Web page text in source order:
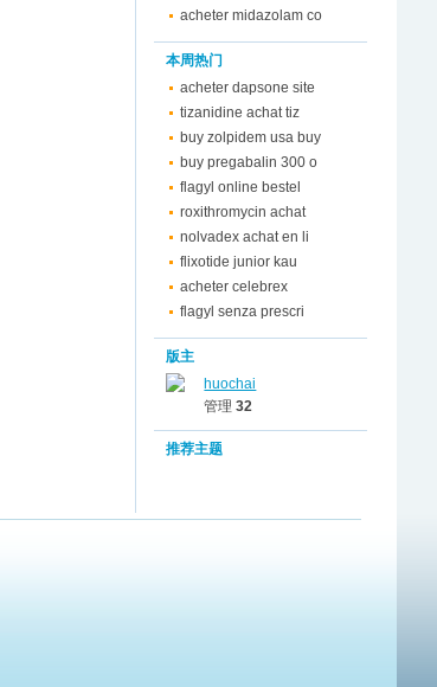
acheter midazolam co
本周热门
acheter dapsone site
tizanidine achat tiz
buy zolpidem usa buy
buy pregabalin 300 o
flagyl online bestel
roxithromycin achat
nolvadex achat en li
flixotide junior kau
acheter celebrex
flagyl senza prescri
版主
huochai
管理32
推荐主题